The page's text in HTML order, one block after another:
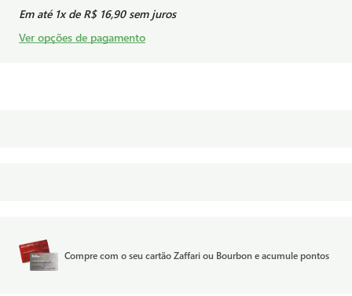
Em até 1x de R$ 16,90sem juros
Ver opções de pagamento
Compre com o seu cartão Zaffari ou Bourbon e acumule pontos